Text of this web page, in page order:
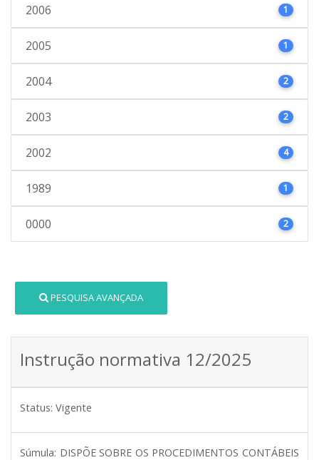
2006 1
2005 1
2004 2
2003 2
2002 4
1989 1
0000 2
PESQUISA AVANÇADA
Instrução normativa 12/2025
Status: Vigente
Súmula: DISPÕE SOBRE OS PROCEDIMENTOS CONTÁBEIS